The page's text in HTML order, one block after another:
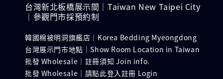
台灣新北板橋展示間｜Taiwan New Taipei City
｜參觀門市採預約制
韓國棉被明洞旗艦店｜Korea Bedding Myeongdong
台灣展示門市地點｜Show Room Location in Taiwan
批發 Wholesale｜註冊須知 Join info.
批發 Wholesale｜請點此登入註冊 Login